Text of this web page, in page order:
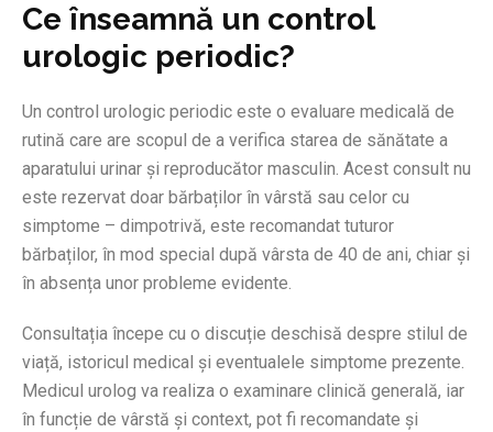
Ce înseamnă un control
urologic periodic?
Un control urologic periodic este o evaluare medicală de
rutină care are scopul de a verifica starea de sănătate a
aparatului urinar și reproducător masculin. Acest consult nu
este rezervat doar bărbaților în vârstă sau celor cu
simptome – dimpotrivă, este recomandat tuturor
bărbaților, în mod special după vârsta de 40 de ani, chiar și
în absența unor probleme evidente.
Consultația începe cu o discuție deschisă despre stilul de
viață, istoricul medical și eventualele simptome prezente.
Medicul urolog va realiza o examinare clinică generală, iar
în funcție de vârstă și context, pot fi recomandate și